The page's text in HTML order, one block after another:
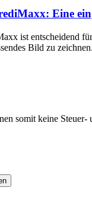
Eine
ist entscheidend
Bild zu zeichnen.
somit keine